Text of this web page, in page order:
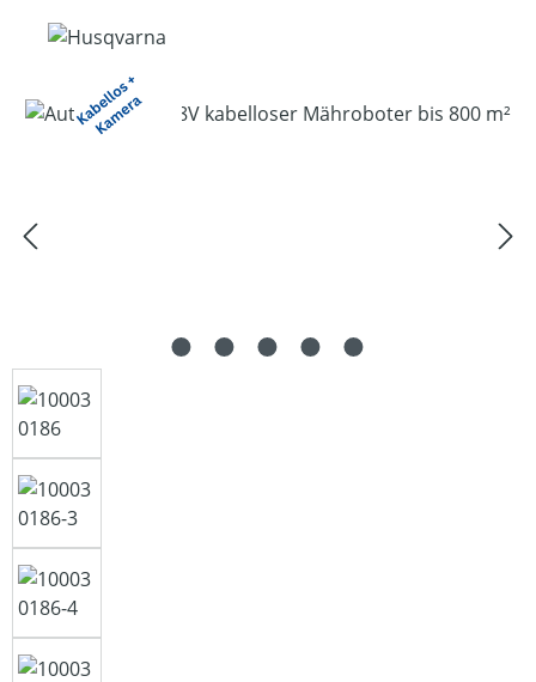
Bildergalerie überspringen